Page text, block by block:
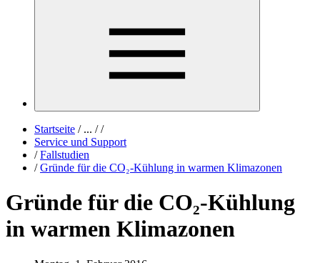
Startseite /... / /
Service und Support
/ Fallstudien
/ Gründe für die CO₂-Kühlung in warmen Klimazonen
Gründe für die CO₂-Kühlung
in warmen Klimazonen